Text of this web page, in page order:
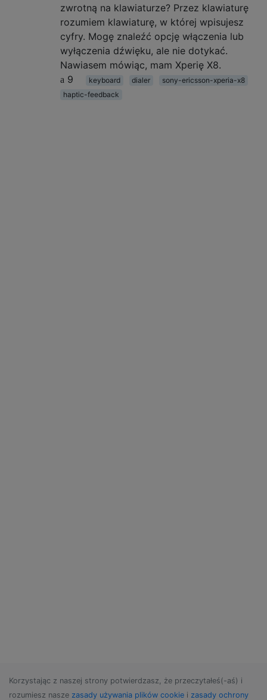
zwrotną na klawiaturze? Przez klawiaturę
rozumiem klawiaturę, w której wpisujesz
cyfry. Mogę znaleźć opcję włączenia lub
wyłączenia dźwięku, ale nie dotykać.
Nawiasem mówiąc, mam Xperię X8.
9
keyboard dialer
sony-ericsson-xperia-x8
haptic-feedback
Korzystając z naszej strony potwierdzasz, że przeczytałeś(-aś) i
rozumiesz nasze zasady używania plików cookie i zasady ochrony